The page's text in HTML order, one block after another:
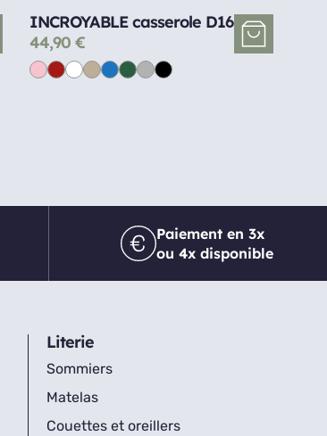
INCROYABLE casserole D16
44,90 €
Paiement en 3x
ou 4x disponible
Literie
Sommiers
Matelas
Couettes et oreillers